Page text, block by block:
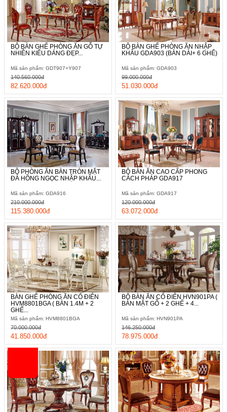
BỘ BÀN GHẾ PHÒNG ĂN GỖ TỰ
NHIÊN KIỂU DÁNG ĐẸP...
Mã sản phẩm: GDT907+Y907
82.620.000đ
140.560.000đ
BỘ BÀN GHẾ PHÒNG ĂN NHẬP
KHẨU GDA903 (BÀN DÀI+ 6 GHẾ)
Mã sản phẩm: GDA903
51.030.000đ
99.000.000đ
BỘ PHÒNG ĂN BÀN TRÒN MẶT
ĐÁ HỒNG NGỌC NHẬP KHẨU...
Mã sản phẩm: GDA916
115.380.000đ
210.000.000đ
BỘ BÀN ĂN CAO CẤP PHONG
CÁCH PHÁP GDA917
Mã sản phẩm: GDA917
63.072.000đ
120.000.000đ
BÀN GHẾ PHÒNG ĂN CỔ ĐIỂN
HVM8801BGA ( BÀN 1.4M + 2
GHẾ...
Mã sản phẩm: HVM8801BGA
41.850.000đ
70.000.000đ
BỘ BÀN ĂN CỔ ĐIỂN HVN901PA (
BÀN MẶT GỖ + 2 GHẾ + 4...
Mã sản phẩm: HVN901PA
78.975.000đ
146.250.000đ